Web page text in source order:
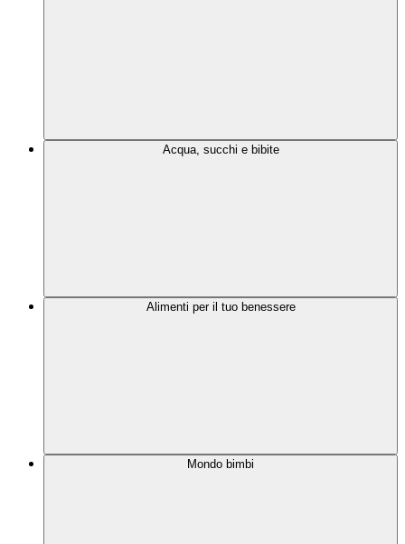
Acqua, succhi e bibite
Alimenti per il tuo benessere
Mondo bimbi